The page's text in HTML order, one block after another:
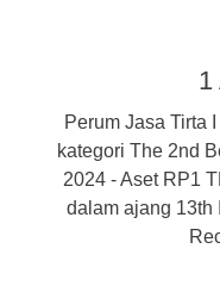
1
Perum Jasa Tirta
kategori The 2nd
2024 - Aset RP1
dalam ajang 13th